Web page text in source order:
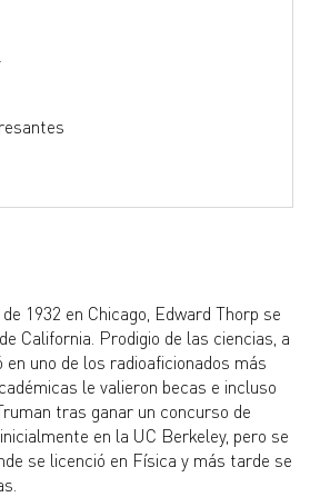
1932 en Chicago, Edward Thorp se
California. Prodigio de las ciencias, a
uno de los radioaficionados más
le valieron becas e incluso
tras ganar un concurso de
en la UC Berkeley, pero se
se licenció en Física y más tarde se